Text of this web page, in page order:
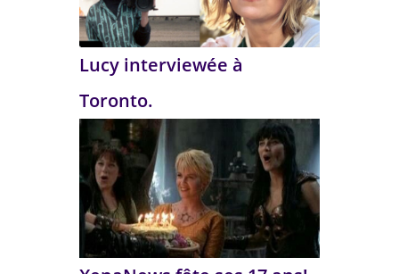
Lucy interviewée à
Toronto.